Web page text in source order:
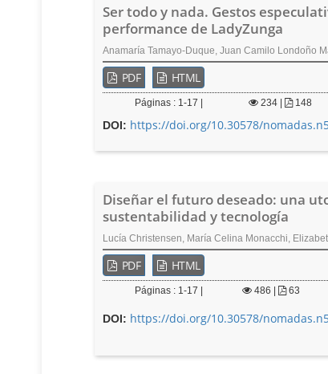
Ser todo y nada. Gestos
performance de LadyZunga
Anamaría Tamayo-Duque, Juan Camilo Londoño
PDF HTML
Páginas : 1-17 | 234 148
DOI: https://doi.org/10.30578/
Diseñar el futuro deseado: una
sustentabilidad y tecnología
Lucía Christensen, María Celina Monacchi,
PDF HTML
Páginas : 1-17 | 486 63
DOI: https://doi.org/10.30578/